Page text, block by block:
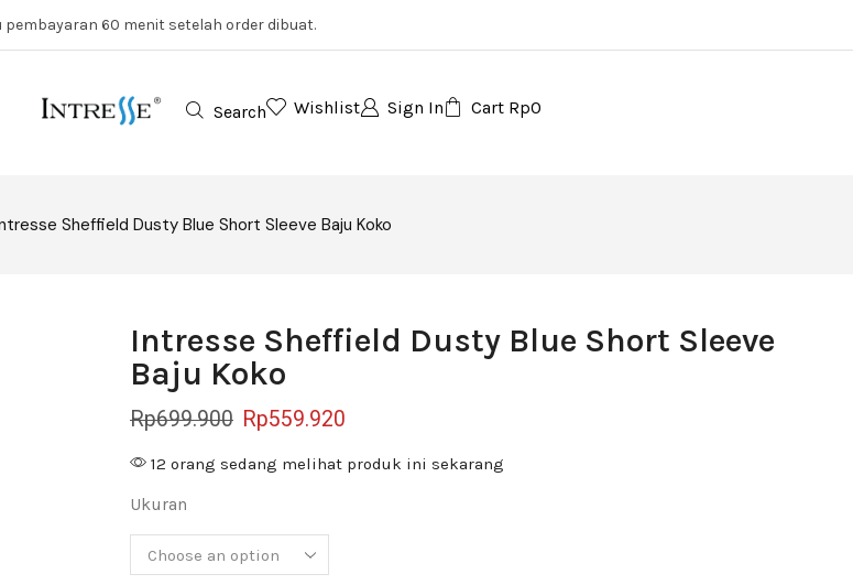
pembayaran 60 menit setelah order dibuat.
Search Wishlist Sign In Cart Rp0
Sheffield Dusty Blue Short Sleeve Baju Koko
Intresse Sheffield Dusty Blue Short Sleeve
Baju Koko
Rp699.900 Rp559.920
12 orang sedang melihat produk ini sekarang
Ukuran